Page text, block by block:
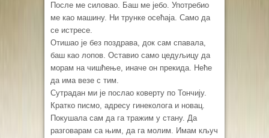
После ме силовао. Баш ме јебо. Употребио
ме као машину. Ни трунке осећаја. Само да
се истресе.
Отишао је без поздрава, док сам спавала,
баш као лопов. Оставио само цедуљицу да
морам на чишћење, иначе он прекида. Неће
да има везе с тим.
Сутрадан ми је послао коверту по Тончију.
Кратко писмо, адресу гинеколога и новац.
Покушала сам да га тражим у стану. Да
разговарам са њим, да га молим. Имам кључ